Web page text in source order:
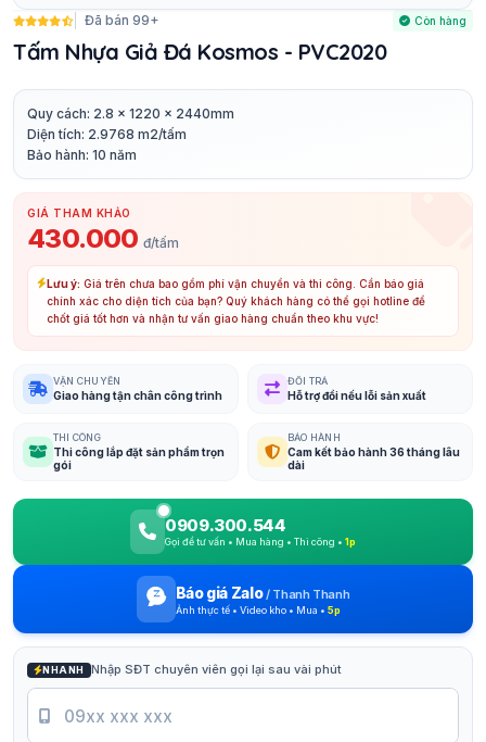
Đã bán 99+ Còn hàng
Tấm Nhựa Giả Đá Kosmos - PVC2020
Quy cách: 2.8 x 1220 x 2440mm
Diện tích: 2.9768 m2/tấm
Bảo hành: 10 năm
GIÁ THAM KHẢO
430.000 đ/tấm
Lưu ý: Giá trên chưa bao gồm phí vận chuyển và thi công. Cần báo giá
chính xác cho diện tích của bạn? Quý khách hàng có thể gọi hotline để
chốt giá tốt hơn và nhận tư vấn giao hàng chuẩn theo khu vực!
VẬN CHUYỂN
Giao hàng tận chân công trình
ĐỔI TRẢ
Hỗ trợ đổi nếu lỗi sản xuất
THI CÔNG
Thi công lắp đặt sản phẩm trọn
gói
BẢO HÀNH
Cam kết bảo hành 36 tháng lâu
dài
0909.300.544
Gọi để tư vấn • Mua hàng • Thi công • 1p
Báo giá Zalo/ Thanh Thanh
Ảnh thực tế • Video kho • Mua • 5p
NHANH Nhập SĐT chuyên viên gọi lại sau vài phút